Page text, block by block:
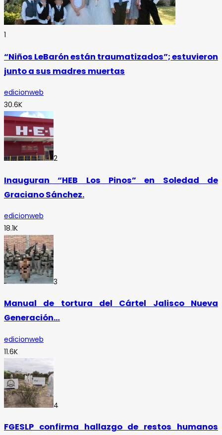
1
“Niños LeBarón están traumatizados”; estuvieron
junto a sus madres muertas
edicionweb
30.6K
2
Inauguran “HEB Los Pinos” en Soledad de
Graciano Sánchez.
edicionweb
18.1K
3
Manual de tortura del Cártel Jalisco Nueva
Generación…
edicionweb
11.6K
4
FGESLP confirma hallazgo de restos humanos